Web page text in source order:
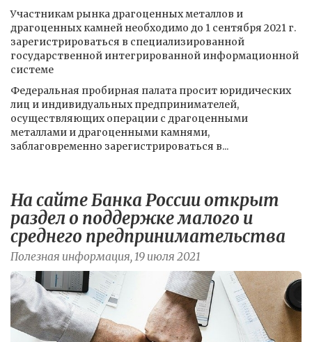
Участникам рынка драгоценных металлов и
драгоценных камней необходимо до 1 сентября 2021 г.
зарегистрироваться в специализированной
государственной интегрированной информационной
системе
Федеральная пробирная палата просит юридических
лиц и индивидуальных предпринимателей,
осуществляющих операции с драгоценными
металлами и драгоценными камнями,
заблаговременно зарегистрироваться в...
На сайте Банка России открыт
раздел о поддержке малого и
среднего предпринимательства
Полезная информация, 19 июля 2021